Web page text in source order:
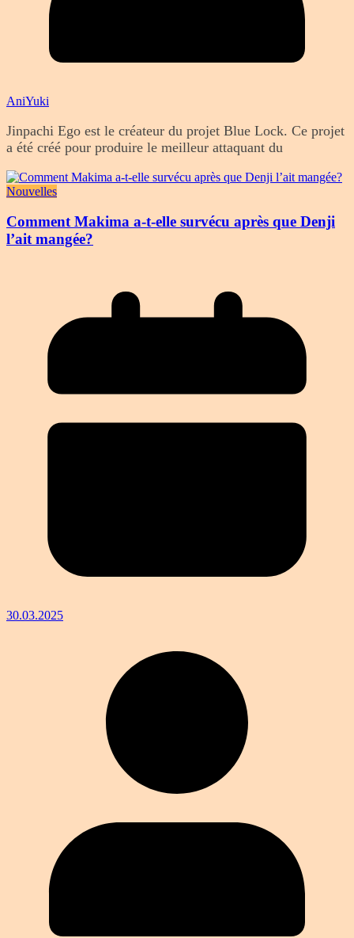
AniYuki
Jinpachi Ego est le créateur du projet Blue Lock. Ce projet
a été créé pour produire le meilleur attaquant du
Nouvelles
Comment Makima a-t-elle survécu après que Denji
l’ait mangée?
30.03.2025